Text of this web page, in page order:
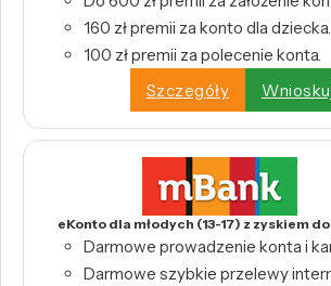
160 zł premii za konto dla dziecka.
100 zł premii za polecenie konta.
Szczegóły
eKonto dla młodych (13-17) z zyskiem do
Darmowe prowadzenie konta i
Darmowe szybkie przelewy